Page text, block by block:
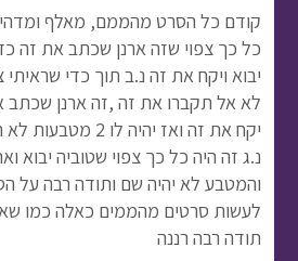
קודם כל הסרט מהממם, מאלף
כל כך צפוי שזה ארנן שכתב את זה
יבוא ויקח את זה נ.ב תוך כדי
לא אל תקברו את זה ,זה ארנן שכתב
יקח את זה ואז יהיה
נ.ג זה היה כל כך צפוי שטוביה יבוא
והמטבע לא יהיה שם ותודה רבה
לעשות סרטים מהממים כאלה כמו
תודה רבה רננה